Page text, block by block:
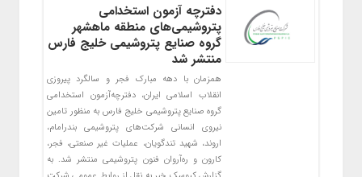
دفترچه آزمون استخدامی
پتروشیمی‌های منطقه ماهشهر
گروه صنایع پتروشیمی خلیج فارس
منتشر شد
همزمان با دهه مبارک فجر و سالگرد پیروزی
انقلاب اسلامی ایران، دفترچه‌آزمون استخدامی
گروه صنایع پتروشیمی خلیج فارس به منظور تامین
نیروی انسانی شرکت‌های پتروشیمی بندرامام،
اروند، شهید تندگویان، عملیات غیر صنعتی، فجر،
کارون و ره‌آروان فنون پتروشیمی منتشر شد. به